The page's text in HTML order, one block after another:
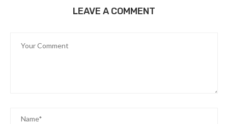
LEAVE A COMMENT